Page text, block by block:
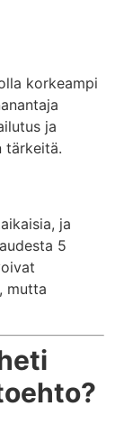
korkeampi
ja
tärkeitä.
ja
5
mutta